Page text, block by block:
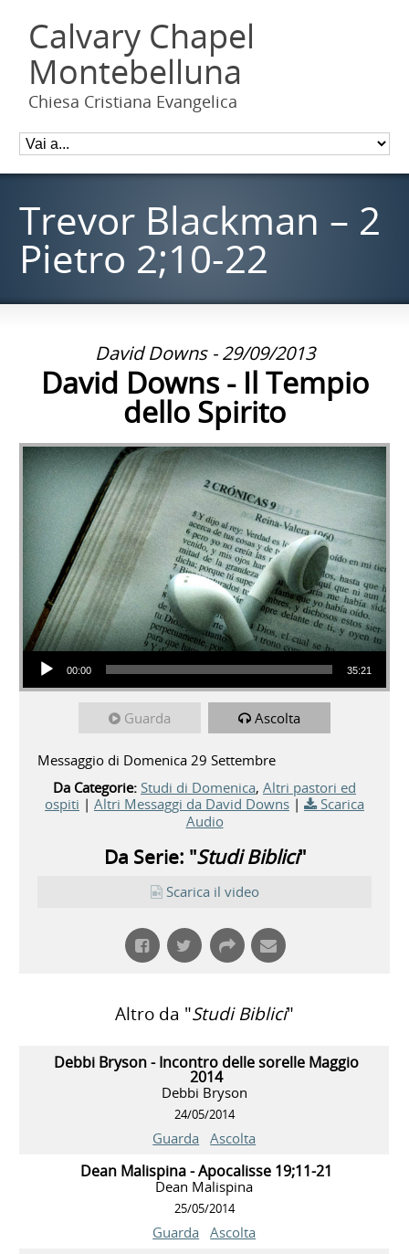
Calvary Chapel
Montebelluna
Chiesa Cristiana Evangelica
Trevor Blackman – 2
Pietro 2;10-22
David Downs - 29/09/2013
David Downs - Il Tempio
dello Spirito
Audio Player
00:00 35:21
Guarda Ascolta
Messaggio di Domenica 29 Settembre
Da Categorie: Studi di Domenica, Altri pastori ed
ospiti | Altri Messaggi da David Downs |
Scarica
Audio
Da Serie: "Studi Biblici"
Scarica il video
Altro da "Studi Biblici"
Debbi Bryson - Incontro delle sorelle Maggio
2014
Debbi Bryson
24/05/2014
Guarda Ascolta
Dean Malispina - Apocalisse 19;11-21
Dean Malispina
25/05/2014
Guarda Ascolta